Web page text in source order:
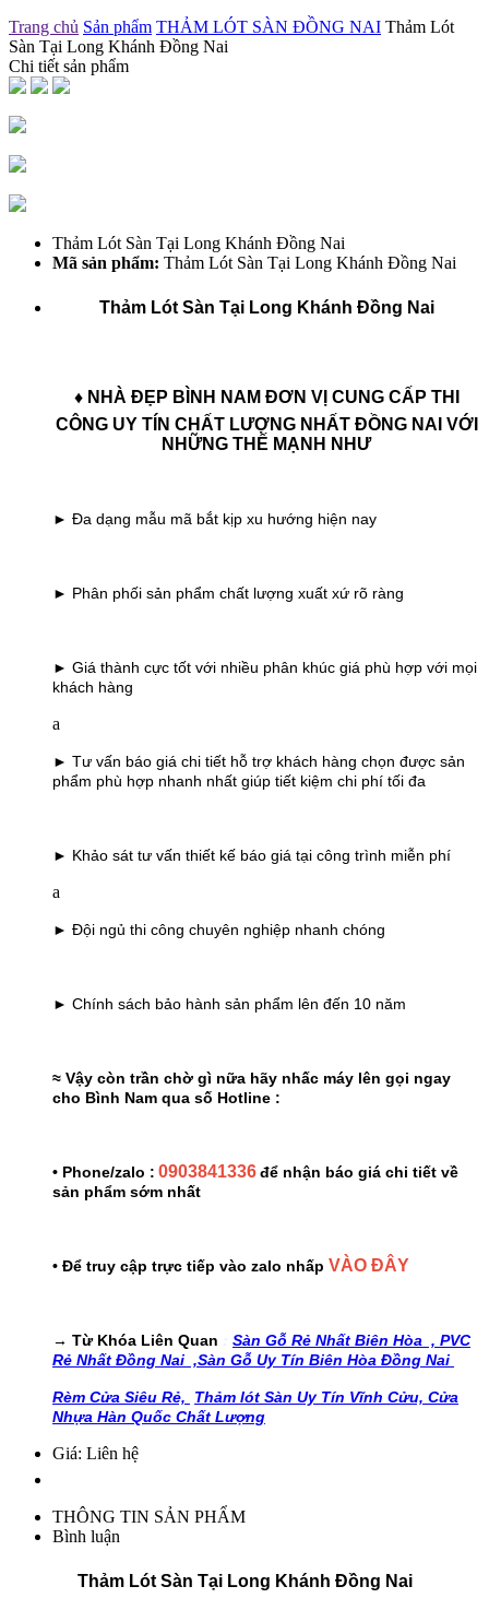
Trang chủ Sản phẩm THẢM LÓT SÀN ĐỒNG NAI Thảm Lót
Sàn Tại Long Khánh Đồng Nai
Chi tiết sản phẩm
Thảm Lót Sàn Tại Long Khánh Đồng Nai
Mã sản phẩm: Thảm Lót Sàn Tại Long Khánh Đồng Nai
Thảm Lót Sàn Tại Long Khánh Đồng Nai
♦ NHÀ ĐẸP BÌNH NAM ĐƠN VỊ CUNG CẤP THI
CÔNG UY TÍN CHẤT LƯỢNG NHẤT ĐỒNG NAI VỚI
NHỮNG THẾ MẠNH NHƯ
► Đa dạng mẫu mã bắt kịp xu hướng hiện nay
► Phân phối sản phẩm chất lượng xuất xứ rõ ràng
► Giá thành cực tốt với nhiều phân khúc giá phù hợp với mọi
khách hàng
a
► Tư vấn báo giá chi tiết hỗ trợ khách hàng chọn được sản
phẩm phù hợp nhanh nhất giúp tiết kiệm chi phí tối đa
► Khảo sát tư vấn thiết kế báo giá tại công trình miễn phí
a
► Đội ngủ thi công chuyên nghiệp nhanh chóng
► Chính sách bảo hành sản phẩm lên đến 10 năm
≈ Vậy còn trần chờ gì nữa hãy nhấc máy lên gọi ngay
cho Bình Nam qua số Hotline :
• Phone/zalo : 0903841336để nhận báo giá chi tiết về
sản phẩm sớm nhất
• Để truy cập trực tiếp vào zalo nhấp VÀO ĐÂY
→ Từ Khóa Liên Quan Sàn Gỗ Rẻ Nhất Biên Hòa , PVC
Rẻ Nhất Đồng Nai ,Sàn Gỗ Uy Tín Biên Hòa Đồng Nai
Rèm Cửa Siêu Rẻ, Thảm lót Sàn Uy Tín Vĩnh Cửu, Cửa
Nhựa Hàn Quốc Chất Lượng
Giá: Liên hệ
THÔNG TIN SẢN PHẨM
Bình luận
Thảm Lót Sàn Tại Long Khánh Đồng Nai